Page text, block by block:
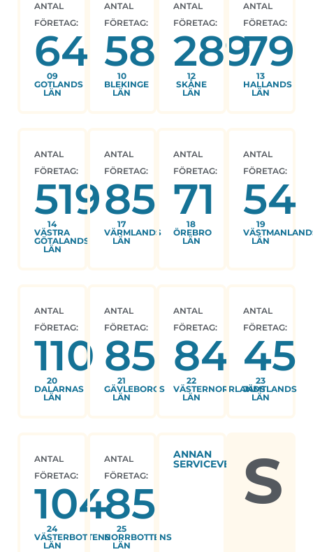
ANTAL
FÖRETAG:
64
09
GOTLANDS
LÄN
ANTAL
FÖRETAG:
58
10
BLEKINGE
LÄN
ANTAL
FÖRETAG:
289
12
SKÅNE
LÄN
ANTAL
FÖRETAG:
79
13
HALLANDS
LÄN
ANTAL
FÖRETAG:
519
14
VÄSTRA
GÖTALANDS
LÄN
ANTAL
FÖRETAG:
85
17
VÄRMLANDS
LÄN
ANTAL
FÖRETAG:
71
18
ÖREBRO
LÄN
ANTAL
FÖRETAG:
54
19
LÄN
ANTAL
FÖRETAG:
110
20
DALARNAS
LÄN
ANTAL
FÖRETAG:
85
21
GÄVLEBORGS
LÄN
ANTAL
FÖRETAG:
84
22
VÄSTERNORRLANDS
LÄN
ANTAL
FÖRETAG:
45
23
JÄMTLANDS
LÄN
ANTAL
FÖRETAG:
104
24
VÄSTERBOTTENS
LÄN
ANTAL
FÖRETAG:
85
25
NORRBOTTENS
LÄN
ANNAN
SERVICEVERKSAMHET
S